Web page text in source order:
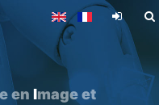
en Image et